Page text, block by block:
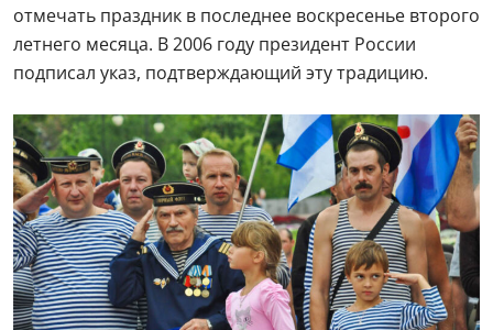
отмечать праздник в последнее воскресенье второго
летнего месяца. В 2006 году президент России
подписал указ, подтверждающий эту традицию.